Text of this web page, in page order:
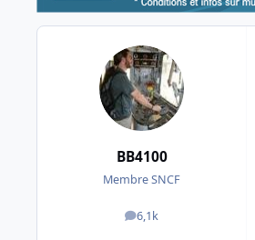
BB4100
Membre SNCF
6,1k
messages